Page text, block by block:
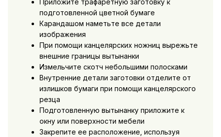
Приложите трафаретную заготовку к
подготовленной цветной бумаге
Карандашом наметьте все детали
изображения
При помощи канцелярских ножниц вырежьте
внешние границы вытынанки
Измельчите скотч небольшими полосками
Внутренние детали заготовки отделите от
излишков бумаги при помощи канцелярского
резца
Подготовленную вытынанку приложите к
окну или поверхности мебели
Закрепите ее расположение, используя